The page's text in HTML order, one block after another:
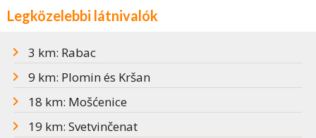
Legközelebbi látnivalók
3 km: Rabac
9 km: Plomin és Kršan
18 km: Mošćenice
19 km: Svetvinčenat